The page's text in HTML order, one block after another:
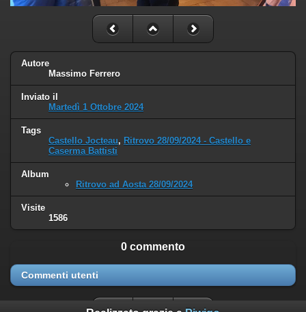
Autore
Massimo Ferrero
Inviato il
Martedì 1 Ottobre 2024
Tags
Castello Jocteau, Ritrovo 28/09/2024 - Castello e
Caserma Battisti
Album
Ritrovo ad Aosta 28/09/2024
Visite
1586
0 commento
Commenti utenti